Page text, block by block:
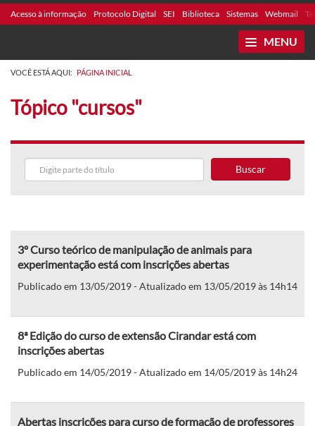
Acesso à informação Protocolo Digital SEI Biblioteca Sistemas Webmail
MENU
VOCÊ ESTÁ AQUI: PÁGINA INICIAL
Tópico "cursos"
Buscar
3º Curso teórico de manipulação de animais para
experimentação está com inscrições abertas
Publicado em 13/05/2019 - Atualizado em 13/05/2019 às 14h14
8ª Edição do curso de extensão Cirandar está com
inscrições abertas
Publicado em 14/05/2019 - Atualizado em 14/05/2019 às 14h24
Abertas inscrições para curso de formação de professores